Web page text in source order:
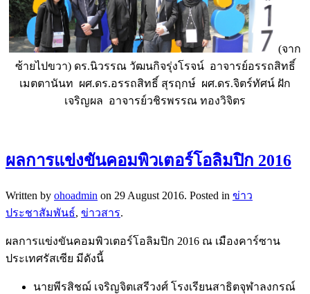
(จาก
ซ้ายไปขวา) ดร.นิวรรณ วัฒนกิจรุ่งโรจน์ อาจารย์อรรถสิทธิ์
เมตตานันท ผศ.ดร.อรรถสิทธิ์ สุรฤกษ์ ผศ.ดร.จิตร์ทัศน์ ฝัก
เจริญผล อาจารย์วชิรพรรณ ทองวิจิตร
ผลการแข่งขันคอมพิวเตอร์โอลิมปิก 2016
Written by ohoadmin on 29 August 2016. Posted in ข่าว
ประชาสัมพันธ์, ข่าวสาร.
ผลการแข่งขันคอมพิวเตอร์โอลิมปิก 2016 ณ เมืองคาร์ซาน
ประเทศรัสเซีย มีดังนี้
นายพีรสิชฌ์ เจริญจิตเสรีวงศ์ โรงเรียนสาธิตจุฬาลงกรณ์